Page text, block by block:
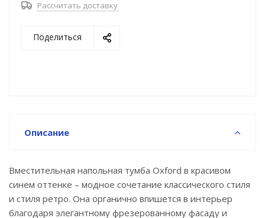
• Хромированные ножки и ручки дополняют цвет
смесителей IDDIS® и смесителей в стиле ретро.
• Фурнитура рассчитана на 30 000 открываний –
Гарантия на мебель IDDIS® – 3 года.
Рассчитать доставку
Поделиться
Описание
Вместительная напольная тумба Oxford в красивом
синем оттенке – модное сочетание классического стиля
и стиля ретро. Она органично впишется в интерьер
благодаря элегантному фрезерованному фасаду и